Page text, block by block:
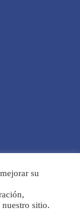
su
nuestro sitio.